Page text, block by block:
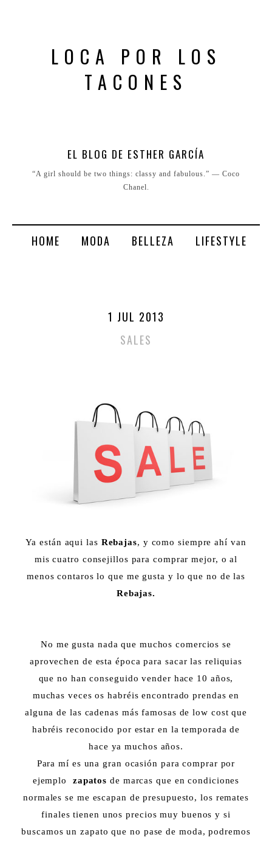
LOCA POR LOS
TACONES
EL BLOG DE ESTHER GARCÍA
“A girl should be two things: classy and fabulous.” ― Coco
Chanel.
HOME MODA BELLEZA LIFESTYLE
1 JUL 2013
SALES
Ya están aqui las Rebajas, y como siempre ahí van
mis cuatro consejillos para comprar mejor, o al
menos contaros lo que me gusta y lo que no de las
Rebajas.
No me gusta nada que muchos comercios se
aprovechen de esta época para sacar las reliquias
que no han conseguido vender hace 10 años,
muchas veces os habréis encontrado prendas en
alguna de las cadenas más famosas de low cost que
habréis reconocido por estar en la temporada de
hace ya muchos años.
Para mí es una gran ocasión para comprar por
ejemplo zapatos de marcas que en condiciones
normales se me escapan de presupuesto, los remates
finales tienen unos precios muy buenos y si
buscamos un zapato que no pase de moda, podremos